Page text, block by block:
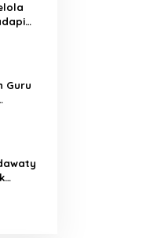
Guru